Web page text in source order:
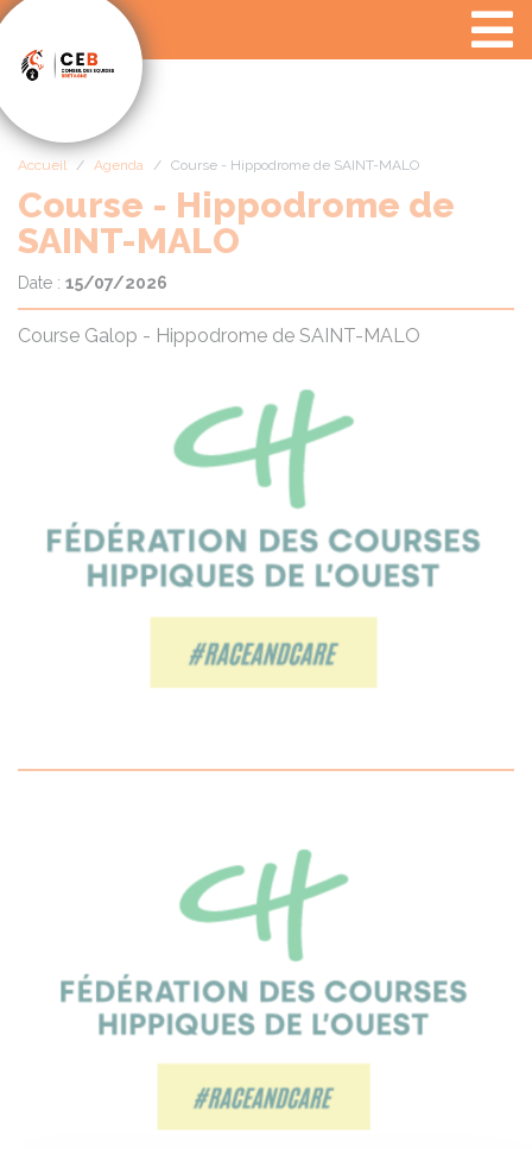
Accueil Agenda Course - Hippodrome de SAINT-MALO
Course - Hippodrome de
SAINT-MALO
Date : 15/07/2026
Course Galop - Hippodrome de SAINT-MALO
Panneau de gestion des cookies